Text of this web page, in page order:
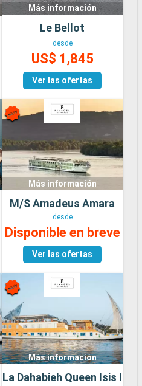
Más información
Le Bellot
desde
US$ 1,845
Ver las ofertas
Más información
M/S Amadeus Amara
desde
Disponible en breve
Ver las ofertas
Más información
La Dahabieh Queen Isis I